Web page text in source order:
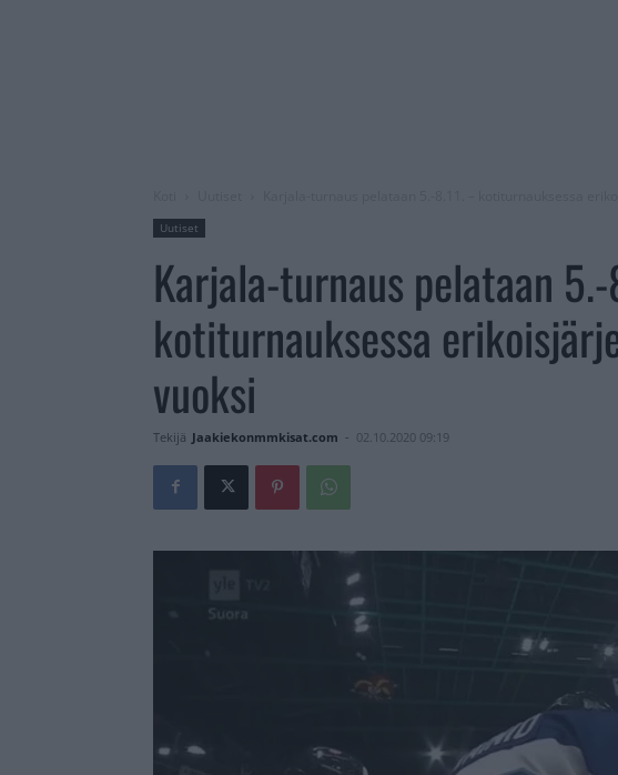
Uutiset
Karjala-turnaus pelataan
kotiturnauksessa
vuoksi
Tekijä Jaakiekonmmkisat.com - 02.10.2020 09:19